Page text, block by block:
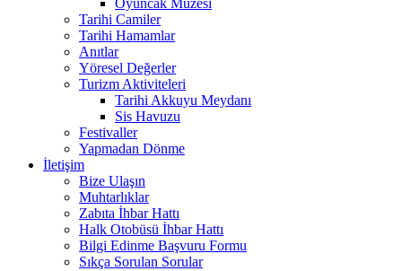
Oyuncak Müzesi
Tarihi Camiler
Tarihi Hamamlar
Anıtlar
Yöresel Değerler
Turizm Aktiviteleri
Tarihi Akkuyu Meydanı
Sis Havuzu
Festivaller
Yapmadan Dönme
İletişim
Bize Ulaşın
Muhtarlıklar
Zabıta İhbar Hattı
Halk Otobüsü İhbar Hattı
Bilgi Edinme Başvuru Formu
Sıkça Sorulan Sorular